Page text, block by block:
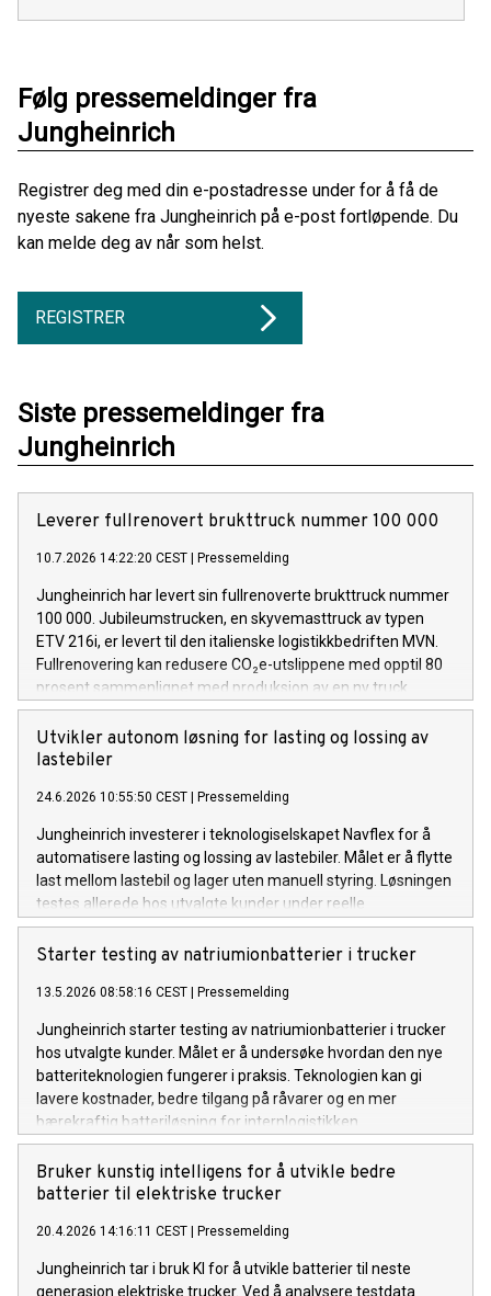
Følg pressemeldinger fra
Jungheinrich
Registrer deg med din e-postadresse under for å få de
nyeste sakene fra Jungheinrich på e-post fortløpende. Du
kan melde deg av når som helst.
REGISTRER
Siste pressemeldinger fra
Jungheinrich
Leverer fullrenovert brukttruck nummer 100 000
10.7.2026 14:22:20 CEST | Pressemelding
Jungheinrich har levert sin fullrenoverte brukttruck nummer
100 000. Jubileumstrucken, en skyvemasttruck av typen
ETV 216i, er levert til den italienske logistikkbedriften MVN.
Fullrenovering kan redusere CO₂e-utslippene med opptil 80
prosent sammenlignet med produksjon av en ny truck.
Utvikler autonom løsning for lasting og lossing av
lastebiler
24.6.2026 10:55:50 CEST | Pressemelding
Jungheinrich investerer i teknologiselskapet Navflex for å
automatisere lasting og lossing av lastebiler. Målet er å flytte
last mellom lastebil og lager uten manuell styring. Løsningen
testes allerede hos utvalgte kunder under reelle
driftsforhold.
Starter testing av natriumionbatterier i trucker
13.5.2026 08:58:16 CEST | Pressemelding
Jungheinrich starter testing av natriumionbatterier i trucker
hos utvalgte kunder. Målet er å undersøke hvordan den nye
batteriteknologien fungerer i praksis. Teknologien kan gi
lavere kostnader, bedre tilgang på råvarer og en mer
bærekraftig batteriløsning for internlogistikken.
Bruker kunstig intelligens for å utvikle bedre
batterier til elektriske trucker
20.4.2026 14:16:11 CEST | Pressemelding
Jungheinrich tar i bruk KI for å utvikle batterier til neste
generasjon elektriske trucker. Ved å analysere testdata